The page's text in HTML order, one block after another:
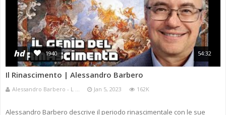
hd 1940 54:32
Il Rinascimento | Alessandro Barbero
Alessandro Barbero - L ... Jan 5, 2023 162K
Alessandro Barbero descrive il periodo rinascimentale con le sue